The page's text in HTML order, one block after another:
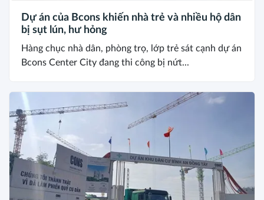
Dự án của Bcons khiến nhà trẻ và nhiều hộ dân
bị sụt lún, hư hỏng
Hàng chục nhà dân, phòng trọ, lớp trẻ sát cạnh dự án
Bcons Center City đang thi công bị nứt...